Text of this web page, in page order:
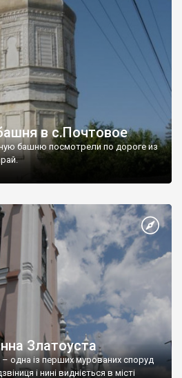
в с.Почтовое
башню посмотрели по дороге из
Златоуста
одна із перших мурованих споруд
і нині видніється в місті